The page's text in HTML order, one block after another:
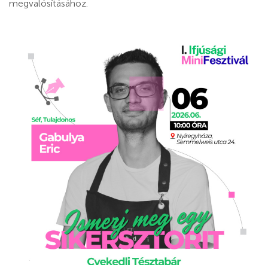
megvalósításához.